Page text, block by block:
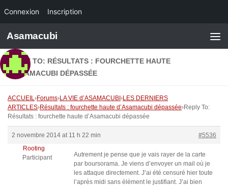
Connexion Inscription
Skip to content
Asamacubi
REPLY TO: RÉSULTATS : FOURCHETTE HAUTE
D’ASAMACUBI DÉPASSÉE
ACCUEIL›Forums›LA VIE d’ASAMACUBI ›LES DERNIERS
ARTICLES›Résultats : fourchette haute d’Asamacubi dépassée›Reply To:
Résultats : fourchette haute d’Asamacubi dépassée
2 novembre 2014 at 11 h 22 min
#5536
Rooting
Participant
Autrement je pense que je vais rayer de la carte
par boursorama. Je viens d’envoyer un mail où je
les attaque directement. J’ai été censuré hier toute
l’après midi sans élément le justifiant. J’ai bien